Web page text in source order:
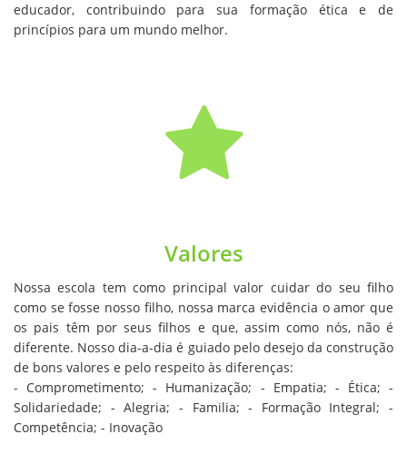
educador, contribuindo para sua formação ética e de
princípios para um mundo melhor.
Valores
Nossa escola tem como principal valor cuidar do seu filho
como se fosse nosso filho, nossa marca evidência o amor que
os pais têm por seus filhos e que, assim como nós, não é
diferente. Nosso dia-a-dia é guiado pelo desejo da construção
de bons valores e pelo respeito às diferenças:
- Comprometimento; - Humanização; - Empatia; - Ética; -
Solidariedade; - Alegria; - Familia; - Formação Integral; -
Competência; - Inovação